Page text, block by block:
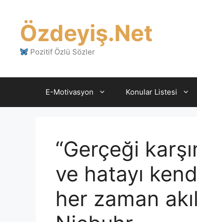
Özdeyiş.Net
Pozitif Özlü Sözler
E-Motivasyon Konular Listesi
“Gerçeği
ve hatayı
her zaman